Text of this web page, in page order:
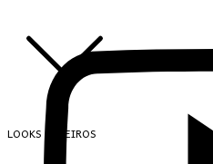
LOOKS INTEIROS